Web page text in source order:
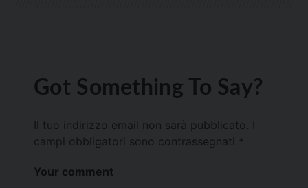
Got Something To Say?
Il tuo indirizzo email non sarà pubblicato.
campi obbligatori sono contrassegnati *
Your comment